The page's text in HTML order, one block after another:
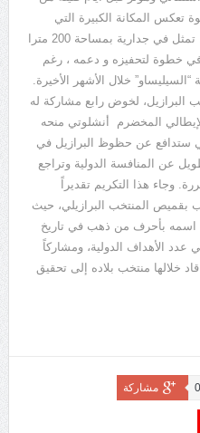
تعكس المكانة الكبيرة التي
تمثل في جدارية بمساحة
مترا
في خطوة لتحفيزه و دعمه ، رغم
“السيليساو” خلال الأشهر الأخيرة
البرازيل، لخوض رابع مشاركة له
المخضرم
أنشلوتي منحه
ستدافع عن حظوظ البرازيل في
عن المنافسة الدولية وتراجع
وجاء هذا التكريم تقديراً
بقميص المنتخب البرازيلي، حيث
اسمه بأحرف من ذهب في تاريخ
عدد الأهداف الدولية، ومشاركاً
خلالها منتخب بلاده إلى تحقيق
مشاركة 0